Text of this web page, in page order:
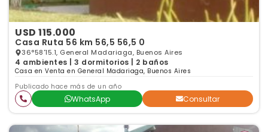
USD 115.000
Casa Ruta 56 km 56,5 56,5 0
36°58'15.1, General Madariaga, Buenos Aires
4 ambientes | 3 dormitorios | 2 baños
Casa en Venta en General Madariaga, Buenos Aires
Publicado hace más de un año
WhatsApp Consultar